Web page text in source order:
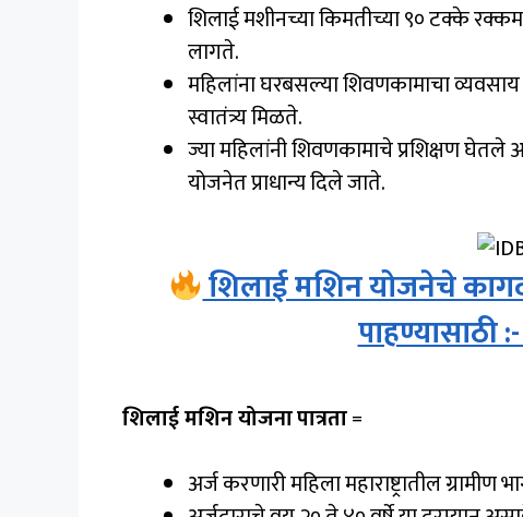
शिलाई मशीनच्या किमतीच्या ९० टक्के
लागते.
महिलांना घरबसल्या शिवणकामाचा
स्वातंत्र्य मिळते.
ज्या महिलांनी शिवणकामाचे प्रशिक्षण
योजनेत प्राधान्य दिले जाते.
शिलाई मशिन योजनेचे
शिलाई मशिन योजनापात्रता=
अर्ज करणारी महिला महाराष्ट्रातील ग्रामीण